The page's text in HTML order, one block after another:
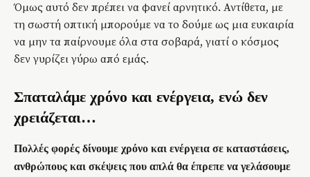
Όμως αυτό δεν πρέπει να φανεί αρνητικό. Αντίθετα, με
τη σωστή οπτική μπορούμε να το δούμε ως μια ευκαιρία
να μην τα παίρνουμε όλα στα σοβαρά, γιατί ο κόσμος
δεν γυρίζει γύρω από εμάς.
Σπαταλάμε χρόνο και ενέργεια, ενώ δεν
χρειάζεται…
Πολλές φορές δίνουμε χρόνο και ενέργεια σε καταστάσεις,
ανθρώπους και σκέψεις που απλά θα έπρεπε να γελάσουμε